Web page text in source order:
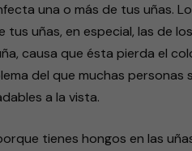
una o más de tus uñas. Lo
uñas, en especial, las de
causa que ésta pierda el
del que muchas personas
a la vista.
tienes hongos en las